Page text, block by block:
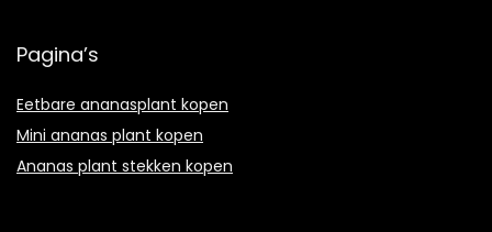
Pagina’s
Eetbare ananasplant kopen
Mini ananas plant kopen
Ananas plant stekken kopen